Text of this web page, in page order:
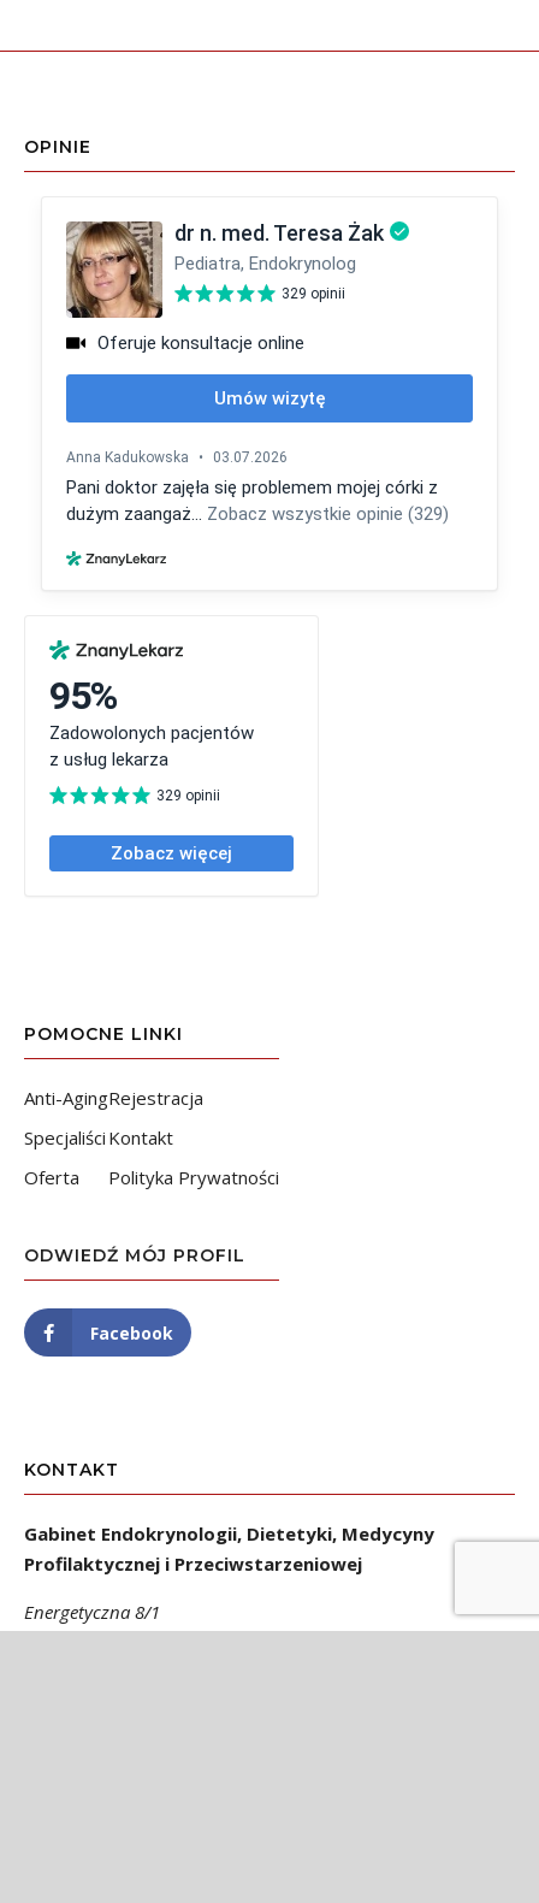
OPINIE
POMOCNE LINKI
Anti-Aging
Specjaliści
Oferta
Rejestracja
Kontakt
Polityka Prywatności
ODWIEDŹ MÓJ PROFIL
Facebook
KONTAKT
Gabinet Endokrynologii, Dietetyki, Medycyny
Profilaktycznej i Przeciwstarzeniowej
Energetyczna 8/1